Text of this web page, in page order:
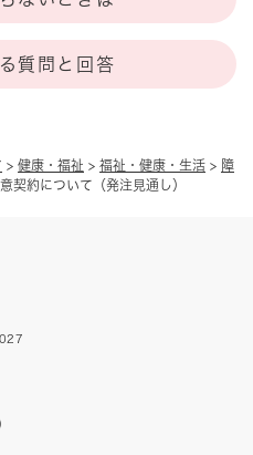
> 健康・福祉 > 福祉・健康・生活 > 障
契約について（発注見通し）
質問と回答